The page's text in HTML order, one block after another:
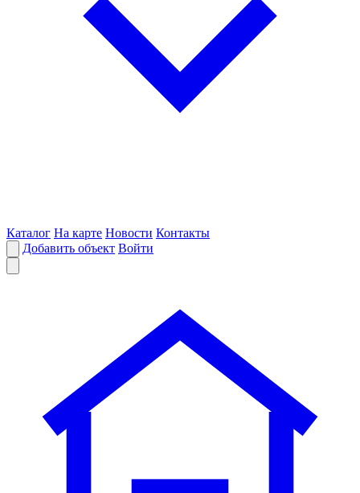
Каталог На карте Новости Контакты
Добавить объект Войти